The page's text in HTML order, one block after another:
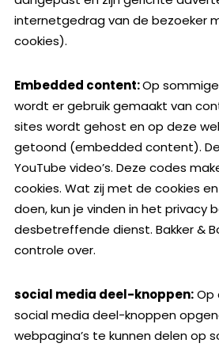
internetgedrag van de bezoeker
cookies).
Embedded content:Op
wordt er gebruik gemaakt van
sites wordt gehost en op deze
getoond (embedded content).
YouTube video’s. Deze codes
cookies. Wat zij met de cookies
doen, kun je vinden in het privacy
desbetreffende dienst. Bakker &
controle over.
social media deel-knoppen:Op
social media deel-knoppen
webpagina’s te kunnen delen op